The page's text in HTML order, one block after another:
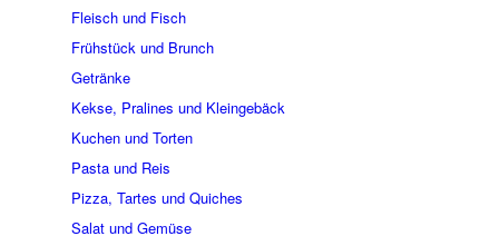
Fleisch und Fisch
Frühstück und Brunch
Getränke
Kekse, Pralines und Kleingebäck
Kuchen und Torten
Pasta und Reis
Pizza, Tartes und Quiches
Salat und Gemüse